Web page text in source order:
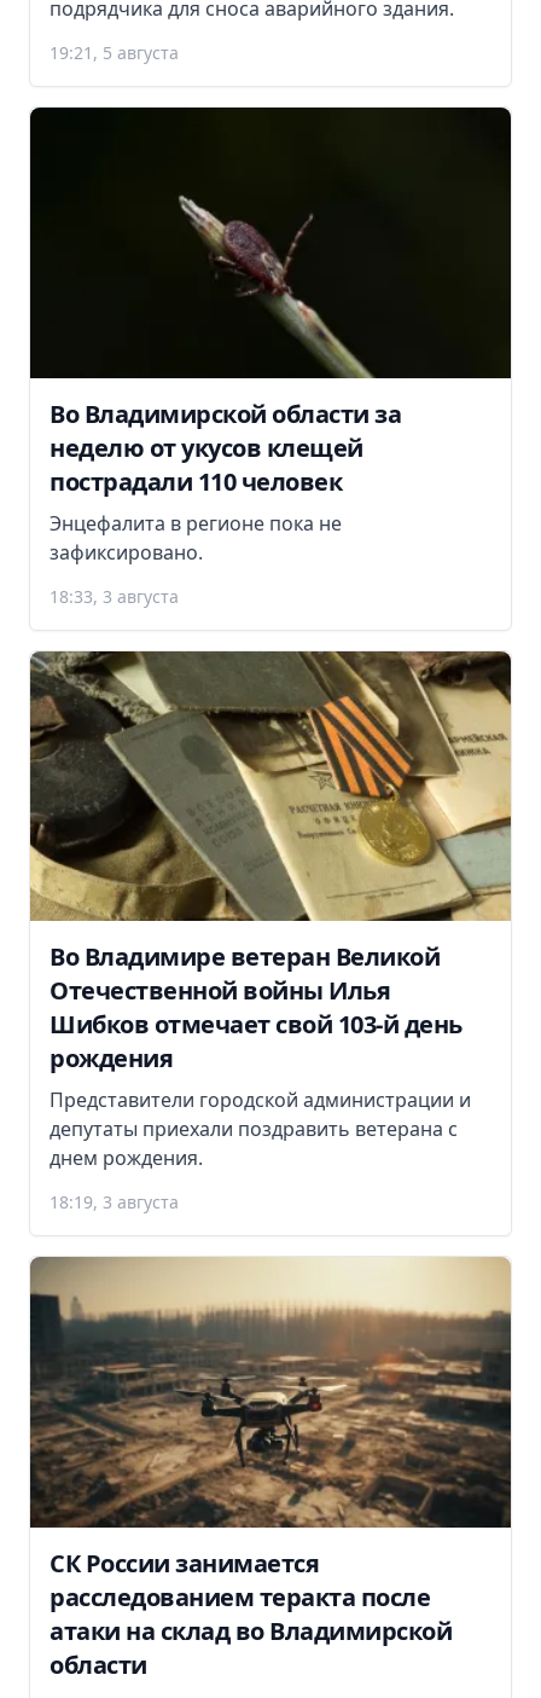
подрядчика для сноса аварийного здания.
19:21, 5 августа
Во Владимирской области за
неделю от укусов клещей
пострадали 110 человек
Энцефалита в регионе пока не
зафиксировано.
18:33, 3 августа
Во Владимире ветеран Великой
Отечественной войны Илья
Шибков отмечает свой 103-й день
рождения
Представители городской администрации и
депутаты приехали поздравить ветерана с
днем рождения.
18:19, 3 августа
СК России занимается
расследованием теракта после
атаки на склад во Владимирской
области